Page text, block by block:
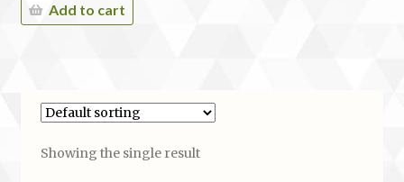
Add to cart
Showing the single result